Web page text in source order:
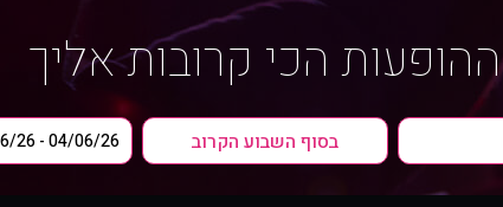
ההופעות הכי קרובות אליך
בסוף השבוע הקרוב